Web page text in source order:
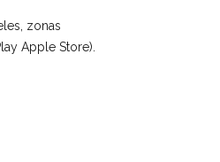
zonas
Apple Store).